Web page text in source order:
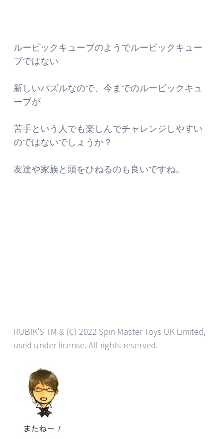
ルービックキューブのようでルービックキュー
ブではない
新しいパズルなので、今までのルービックキュ
ーブが
苦手という人でも楽しんでチャレンジしやすい
のではないでしょうか？
友達や家族と頭をひねるのも良いですね。
RUBIK’S TM & (C) 2022 Spin Master Toys UK Limited,
used under license. All rights reserved.